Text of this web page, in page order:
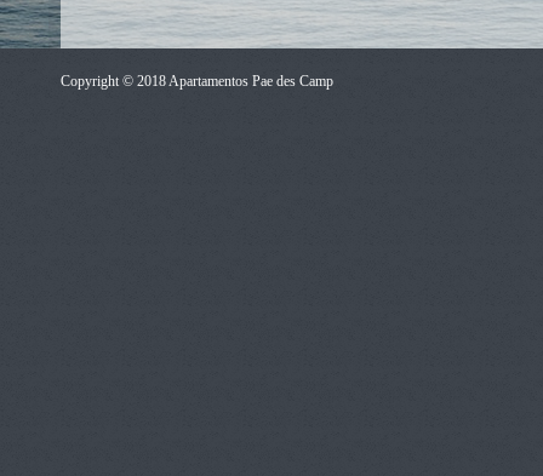
Copyright © 2018 Apartamentos Pae des Camp